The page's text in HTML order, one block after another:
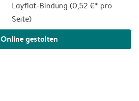
Layflat-Bindung (0,52 €* pro
Seite)
Online gestalten